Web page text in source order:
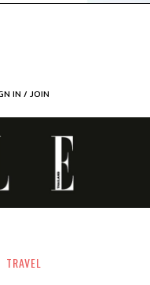
IN / JOIN
TRAVEL